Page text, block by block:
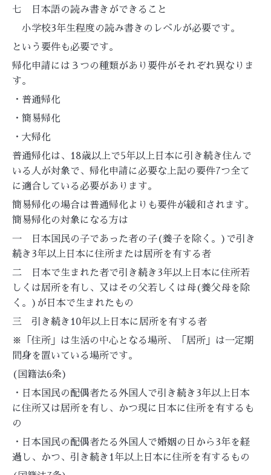
七 日本語の読み書きができること
小学校3年生程度の読み書きのレベルが必要です。
という要件も必要です。
帰化申請には３つの種類があり要件がそれぞれ異なりま
す。
・普通帰化
・簡易帰化
・大帰化
普通帰化は、18歳以上で5年以上日本に引き続き住んで
いる人が対象で、帰化申請に必要な上記の要件7つ全て
に適合している必要があります。
簡易帰化の場合は普通帰化よりも要件が緩和されます。
簡易帰化の対象になる方は
一 日本国民の子であった者の子(養子を除く。)で引き
続き3年以上日本に住所または居所を有する者
二 日本で生まれた者で引き続き3年以上日本に住所若
しくは居所を有し、又はその父若しくは母(養父母を除
く。)が日本で生まれたもの
三 引き続き10年以上日本に居所を有する者
※「住所」は生活の中心となる場所、「居所」は一定期
間身を置いている場所です。
(国籍法6条)
・日本国民の配偶者たる外国人で引き続き3年以上日本
に住所又は居所を有し、かつ現に日本に住所を有するも
の
・日本国民の配偶者たる外国人で婚姻の日から3年を経
過し、かつ、引き続き1年以上日本に住所を有するもの